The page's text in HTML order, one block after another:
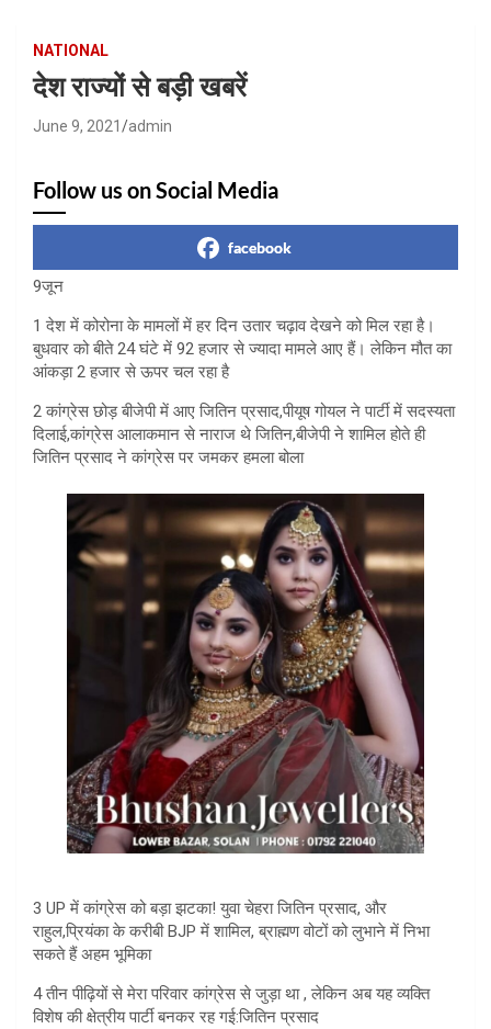
NATIONAL
देश राज्यों से बड़ी खबरें
June 9, 2021 admin
Follow us on Social Media
facebook
9जून
1 देश में कोरोना के मामलों में हर दिन उतार चढ़ाव देखने को मिल रहा है।
बुधवार को बीते 24 घंटे में 92 हजार से ज्यादा मामले आए हैं। लेकिन मौत का
आंकड़ा 2 हजार से ऊपर चल रहा है
2 कांग्रेस छोड़ बीजेपी में आए जितिन प्रसाद,पीयूष गोयल ने पार्टी में सदस्यता
दिलाई,कांग्रेस आलाकमान से नाराज थे जितिन,बीजेपी ने शामिल होते ही
जितिन प्रसाद ने कांग्रेस पर जमकर हमला बोला
3 UP में कांग्रेस को बड़ा झटका! युवा चेहरा जितिन प्रसाद, और
राहुल,प्रियंका के करीबी BJP में शामिल, ब्राह्मण वोटों को लुभाने में निभा
सकते हैं अहम भूमिका
4 तीन पीढ़ियों से मेरा परिवार कांग्रेस से जुड़ा था , लेकिन अब यह व्यक्ति
विशेष की क्षेत्रीय पार्टी बनकर रह गई:जितिन प्रसाद